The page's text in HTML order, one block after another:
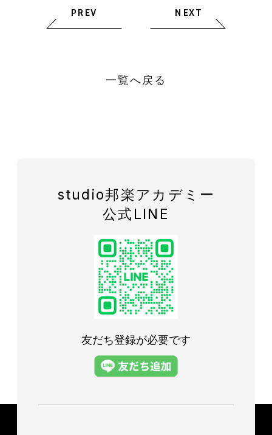
PREV NEXT
一覧へ戻る
studio邦楽アカデミー
公式LINE
友だち登録が必要です